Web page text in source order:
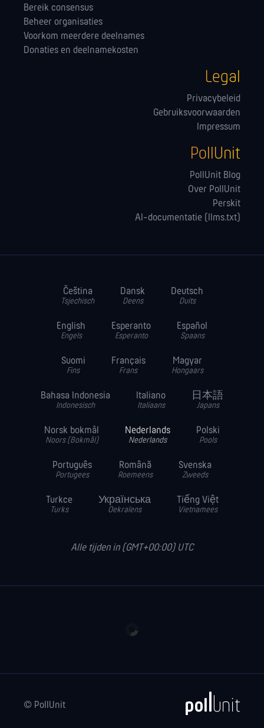
Bereik consensus
Beheer organisaties
Voorkom meerdere deelnames
Donaties en deelnamekosten
Legal
Privacybeleid
Gebruiksvoorwaarden
Impressum
PollUnit
PollUnit Blog
Over PollUnit
Perskit
AI-documentatie (llms.txt)
Čeština
Tsjechisch
Dansk
Deens
Deutsch
Duits
English
Engels
Esperanto
Esperanto
Español
Spaans
Suomi
Fins
Français
Frans
Magyar
Hongaars
Bahasa Indonesia
Indonesisch
Italiano
Italiaans
日本語
Japans
Norsk bokmål
Noors (Bokmål)
Nederlands
Nederlands
Polski
Pools
Português
Portugees
Română
Roemeens
Svenska
Zweeds
Turkce
Turks
Українська
Oekraïens
Tiếng Việt
Vietnamees
Alle tijden in (GMT+00:00) UTC
© PollUnit